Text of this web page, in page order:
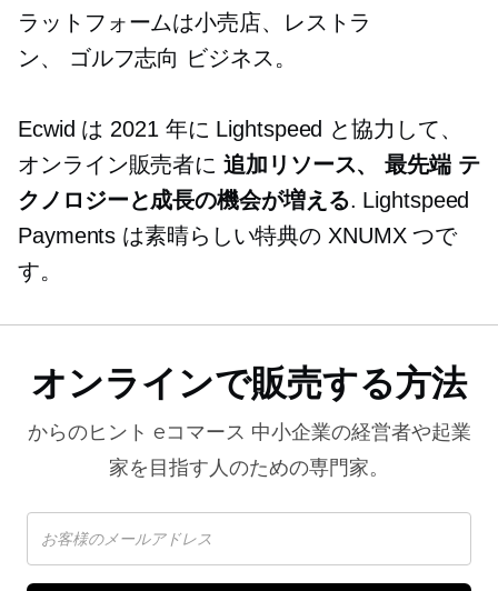
ラットフォームは小売店、レストラ
ン、
ゴルフ志向 ビジネス。
Ecwid は 2021 年に Lightspeed と協力して、
オンライン販売者に 追加リソース、最先端テ
クノロジーと成長の機会が増える. Lightspeed
Payments は素晴らしい特典の XNUMX つで
す。
オンラインで販売する方法
からのヒント eコマース 中小企業の経営者や起業
家を目指す人のための専門家。